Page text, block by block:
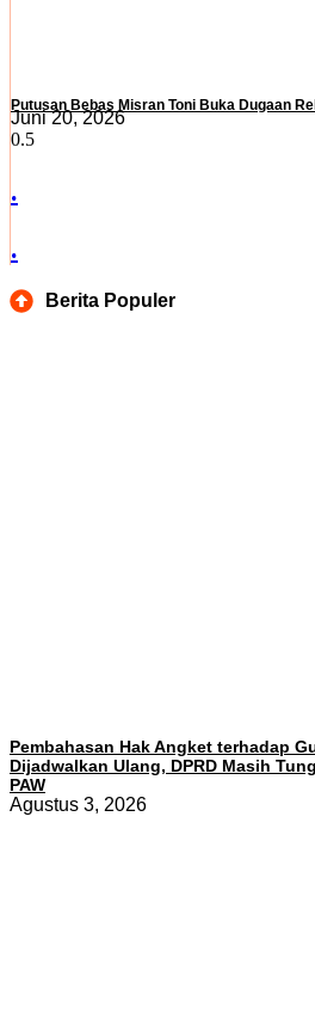
Putusan Bebas Misran Toni Buka Dugaan
Juni 20, 2026
.
.
Berita Populer
Pembahasan Hak Angket terhadap
Dijadwalkan Ulang, DPRD Masih
PAW
Agustus 3, 2026